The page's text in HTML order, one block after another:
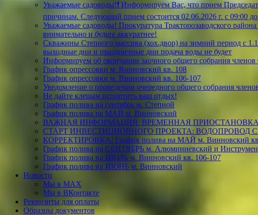
Уважаемые садоводы!❗ Информируем Вас, что прием
причинам. Следующий прием состоится 02.06.2026 г. с 09:00
Уважаемые садоводы! Прокуратура Тракторозаводского
внимательно и будьте аккуратнее!
Скважины Степного массива (хох.двор) на зимний период с
выходные дни и праздничные дни подача воды не будет
Информируем об окончании заочного общего собрания
График опрессовки м. Винновский кв. 108
График опрессовки м. Винновский кв. 106-107
Уведомление о проведении очередного общего собрания
Не дайте клещам испортить ваш отдых!
График полива на сентябрь м. Степной
График полива на МАЙ м. Винновский
ВАЖНАЯ ИНФОРМАЦИЯ: ВРЕМЕННАЯ
СТАРТ ИНВЕСТИЦИОННОГО ПРОЕКТА: ВОДОПРОВОД
КОРРЕКТИРОВКА! График полива на МАЙ м. Винновский
График полива на СЕНТЯБРЬ м. Алюминиевский и
График полива на ИЮЛЬ м. Винновский кв. 106-107
График полива на ИЮНЬ м. Винновский
Новости
Мы в МАХ
Мы в ВКонтакте
Реквизиты для оплаты
Образцы документов